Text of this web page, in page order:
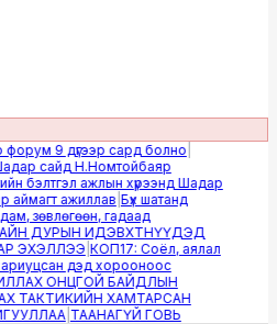
9 дүгээр сард болно|
сайд Н.Номтойбаяр
бэлтгэл ажлын хүрээнд Шадар
ажиллав|Бүх шатанд
зөвлөгөөн, гадаад
ДУРЫН ИДЭВХТНҮҮДЭД
ЭХЭЛЛЭЭ|КОП17: Соёл, аялал
дэд хорооноос
ОНЦГОЙ БАЙДЛЫН
ТАКТИКИЙН ХАМТАРСАН
|ТААНАГҮЙ ГОВЬ